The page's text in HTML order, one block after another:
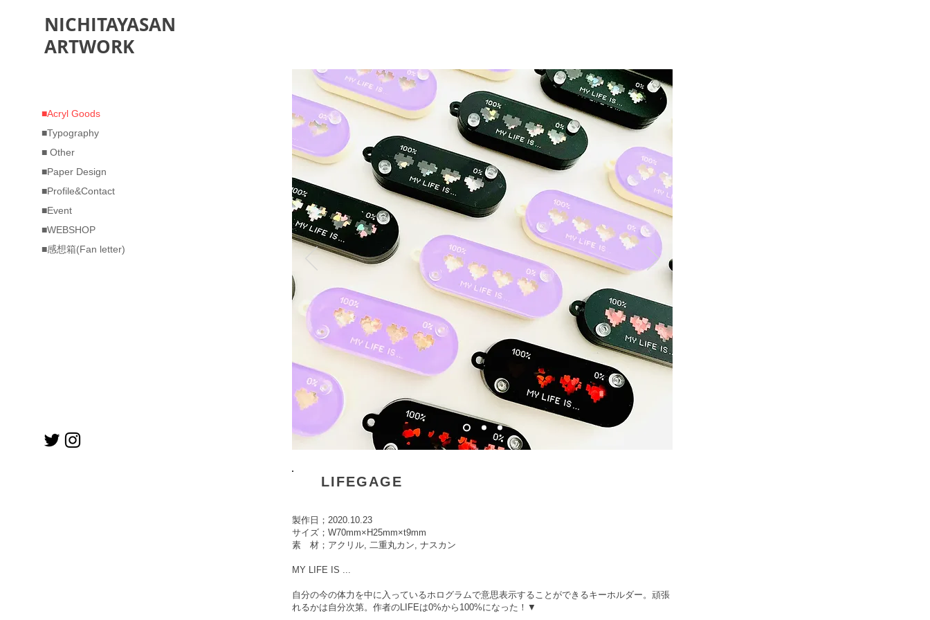
■Acryl Goods
■Typography
■ Other
■Paper Design
■Profile&Contact
■Event
■WEBSHOP
■感想箱(Fan letter)
NICHITAYASAN
ARTWORK
LIFEGAGE
製作日；2020.10.23
サイズ；W70mm×H25mm×t9mm
​素 材；アクリル, 二重丸カン, ナスカン
MY LIFE IS ...
​自分の今の体力を中に入っているホログラムで意思表示することができるキーホルダー。頑張
れるかは自分次第。作者のLIFEは0%から100%になった！▼​